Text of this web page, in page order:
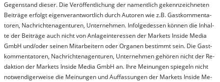
Ge­gen­stand die­ser. Die Ver­öf­fent­lich­ung der na­ment­lich ge­kenn­zeich­net­en
Bei­trä­ge er­folgt ei­gen­ver­ant­wort­lich durch Au­tor­en wie z.B. Gast­kom­men­ta­
tor­en, Nach­richt­en­ag­en­tur­en, Un­ter­neh­men. In­fol­ge­des­sen kön­nen die In­hal­
te der Bei­trä­ge auch nicht von An­la­ge­in­te­res­sen der Mar­kets In­side Me­dia
GmbH und/oder sei­nen Mit­ar­bei­tern oder Or­ga­nen be­stim­mt sein. Die Gast­
kom­men­ta­tor­en, Nach­rich­ten­ag­en­tur­en, Un­ter­neh­men ge­hör­en nicht der Re­
dak­tion der Mar­kets In­side Me­dia GmbH an. Ihre Mei­nung­en spie­geln nicht
not­wen­di­ger­wei­se die Mei­nung­en und Auf­fas­sung­en der Mar­kets In­side Me­